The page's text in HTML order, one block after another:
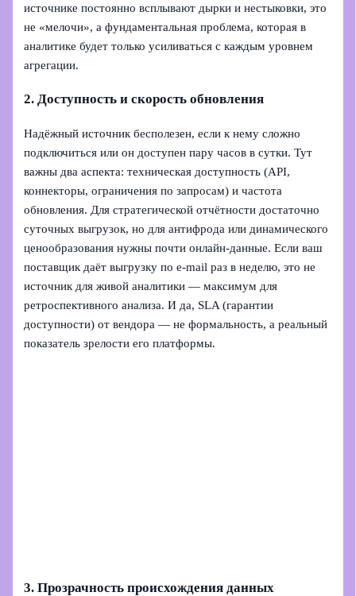
источнике постоянно всплывают дырки и нестыковки, это
не «мелочи», а фундаментальная проблема, которая в
аналитике будет только усиливаться с каждым уровнем
агрегации.
2. Доступность и скорость обновления
Надёжный источник бесполезен, если к нему сложно
подключиться или он доступен пару часов в сутки. Тут
важны два аспекта: техническая доступность (API,
коннекторы, ограничения по запросам) и частота
обновления. Для стратегической отчётности достаточно
суточных выгрузок, но для антифрода или динамического
ценообразования нужны почти онлайн‑данные. Если ваш
поставщик даёт выгрузку по e‑mail раз в неделю, это не
источник для живой аналитики — максимум для
ретроспективного анализа. И да, SLA (гарантии
доступности) от вендора — не формальность, а реальный
показатель зрелости его платформы.
3. Прозрачность происхождения данных